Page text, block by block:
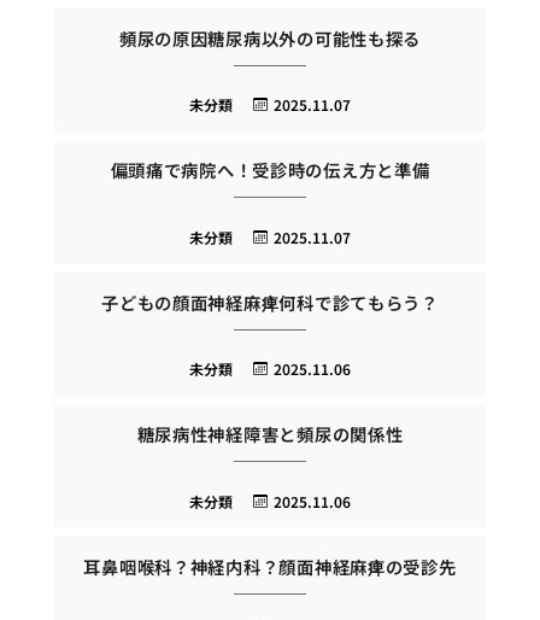
頻尿の原因糖尿病以外の可能性も探る
2025.11.07
未分類
偏頭痛で病院へ！受診時の伝え方と準備
2025.11.07
未分類
子どもの顔面神経麻痺何科で診てもらう？
2025.11.06
未分類
糖尿病性神経障害と頻尿の関係性
2025.11.06
未分類
耳鼻咽喉科？神経内科？顔面神経麻痺の受診先